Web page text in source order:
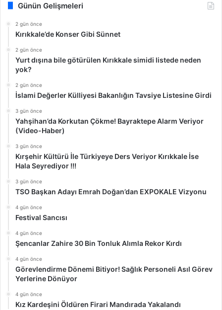
Günün Gelişmeleri
2 gün önce
Kırıkkale’de Konser Gibi Sünnet
2 gün önce
Yurt dışına bile götürülen Kırıkkale simidi listede neden
yok?
2 gün önce
İslami Değerler Külliyesi Bakanlığın Tavsiye Listesine Girdi
3 gün önce
Yahşihan’da Korkutan Çökme! Bayraktepe Alarm Veriyor
(Video-Haber)
3 gün önce
Kırşehir Kültürü İle Türkiyeye Ders Veriyor Kırıkkale İse
Hala Seyrediyor !!!
3 gün önce
TSO Başkan Adayı Emrah Doğan’dan EXPOKALE Vizyonu
4 gün önce
Festival Sancısı
4 gün önce
Şencanlar Zahire 30 Bin Tonluk Alımla Rekor Kırdı
4 gün önce
Görevlendirme Dönemi Bitiyor! Sağlık Personeli Asıl Görev
Yerlerine Dönüyor
4 gün önce
Kız Kardeşini Öldüren Firari Mandırada Yakalandı